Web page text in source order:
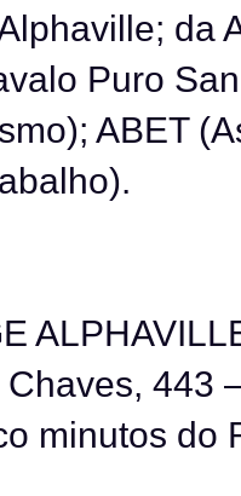
da
Puro
ABET
443
minutos do